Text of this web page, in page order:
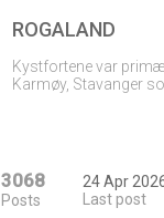
ROGALAND
Kystfortene var
Karmøy, Stavanger
3068
Posts
24 Apr
Last post